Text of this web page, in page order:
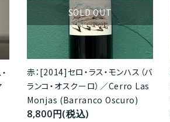
株式会社ラ・グリュー
株式会社Amz
株式会社モトックス
SOLD OUT
赤：[2014]セロ・ラス・モンハス（バ
ランコ・オスクーロ）／Cerro Las
Monjas (Barranco Oscuro)
8,800円(税込)